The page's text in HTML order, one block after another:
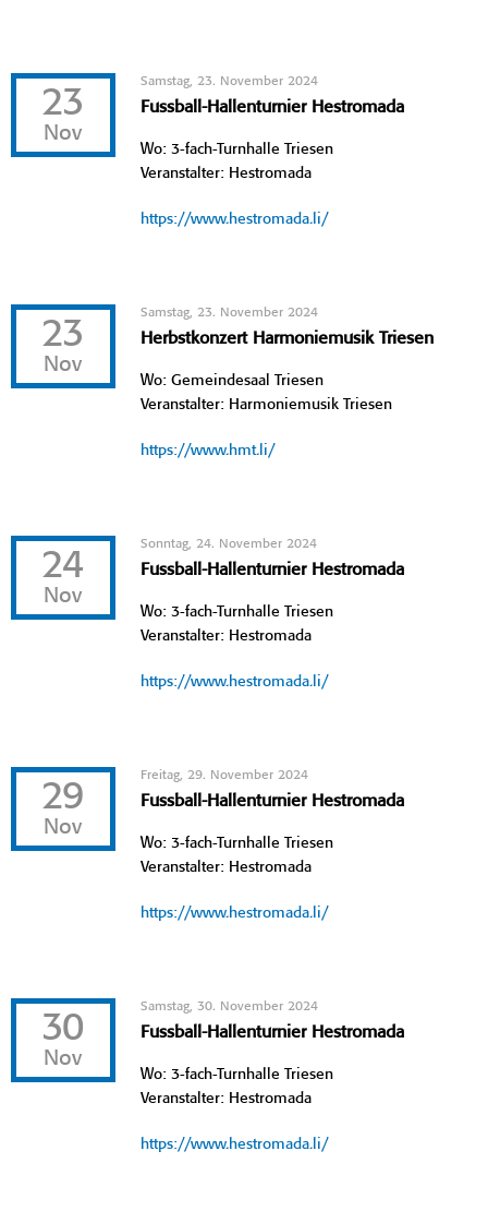
23
Nov
Samstag, 23. November 2024
Fussball-Hallenturnier Hestromada
Wo: 3-fach-Turnhalle Triesen
Veranstalter: Hestromada
https://www.hestromada.li/
23
Nov
Samstag, 23. November 2024
Herbstkonzert Harmoniemusik Triesen
Wo: Gemeindesaal Triesen
Veranstalter: Harmoniemusik Triesen
https://www.hmt.li/
24
Nov
Sonntag, 24. November 2024
Fussball-Hallenturnier Hestromada
Wo: 3-fach-Turnhalle Triesen
Veranstalter: Hestromada
https://www.hestromada.li/
29
Nov
Freitag, 29. November 2024
Fussball-Hallenturnier Hestromada
Wo: 3-fach-Turnhalle Triesen
Veranstalter: Hestromada
https://www.hestromada.li/
30
Nov
Samstag, 30. November 2024
Fussball-Hallenturnier Hestromada
Wo: 3-fach-Turnhalle Triesen
Veranstalter: Hestromada
https://www.hestromada.li/